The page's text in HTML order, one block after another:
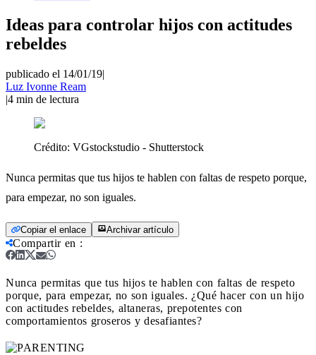
Ideas para controlar hijos con actitudes
rebeldes
publicado el 14/01/19|
Luz Ivonne Ream
|4 min de lectura
Crédito: VGstockstudio - Shutterstock
Nunca permitas que tus hijos te hablen con faltas de respeto porque,
para empezar, no son iguales.
Copiar el enlace Archivar artículo
Compartir en :
Nunca permitas que tus hijos te hablen con faltas de respeto
porque, para empezar, no son iguales. ¿Qué hacer con un hijo
con actitudes rebeldes, altaneras, prepotentes con
comportamientos groseros y desafiantes?